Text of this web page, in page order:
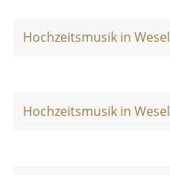
Hochzeitsmusik in Wesel
Hochzeitsmusik in Wesel